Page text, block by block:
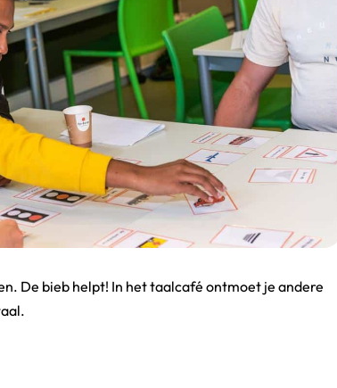
De bieb helpt! In het taalcafé ontmoet je andere